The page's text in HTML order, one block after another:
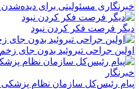
خبرنگاری مسئولیتی برای
دیگر فرصت فکر کردن نبود
اولین جراحی تیروئید بدون جای زخم
پیام رئیس‌کل سازمان نظام پزشکی